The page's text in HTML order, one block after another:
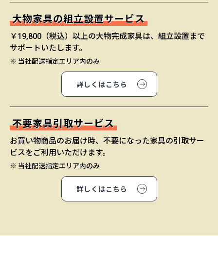
大物家具の組立設置サービス
￥19,800（税込）以上の大物完成家具は、組立設置まで
サポートいたします。
※ 当社配送指定エリア内のみ
詳しくはこちら
不要家具引取サービス
お買い物商品のお届け時、不要になった家具の引取サー
ビスをご利用いただけます。
※ 当社配送指定エリア内のみ
詳しくはこちら